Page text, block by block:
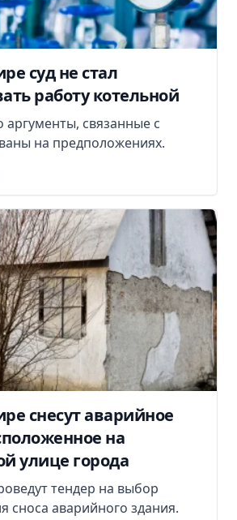
суд не стал
работу котельной
аргументы, связанные с
на предположениях.
снесут аварийное
на
улице города
тендер на выбор
сноса аварийного здания.